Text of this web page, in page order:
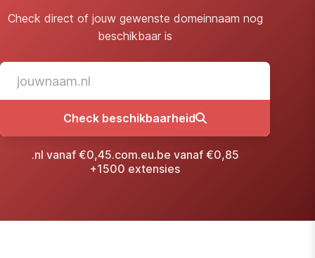
Check direct of jouw gewenste domeinnaam nog
beschikbaar is
Check beschikbaarheid
.nl vanaf €0,45.com.eu.be vanaf €0,85
+1500 extensies